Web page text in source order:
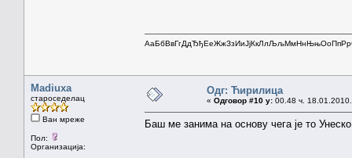
Madiuxa
староседелац
Ван мреже
Пол:
Организација:
Одг: Ћирилица
« Одговор #10 у: 00.48 ч.
Баш ме занима на основу чега је то